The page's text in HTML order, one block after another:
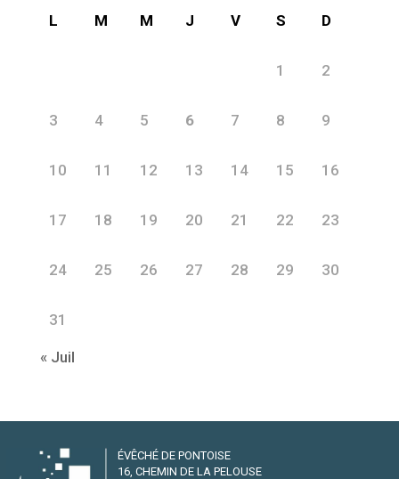
L M M J V S D
1 2
3 4 5 6 7 8 9
10 11 12 13 14 15 16
17 18 19 20 21 22 23
24 25 26 27 28 29 30
31
« Juil
ÉVÊCHÉ DE PONTOISE
16, CHEMIN DE LA PELOUSE